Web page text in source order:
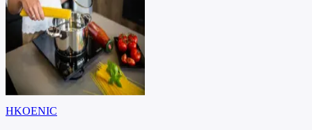
HKOENIC